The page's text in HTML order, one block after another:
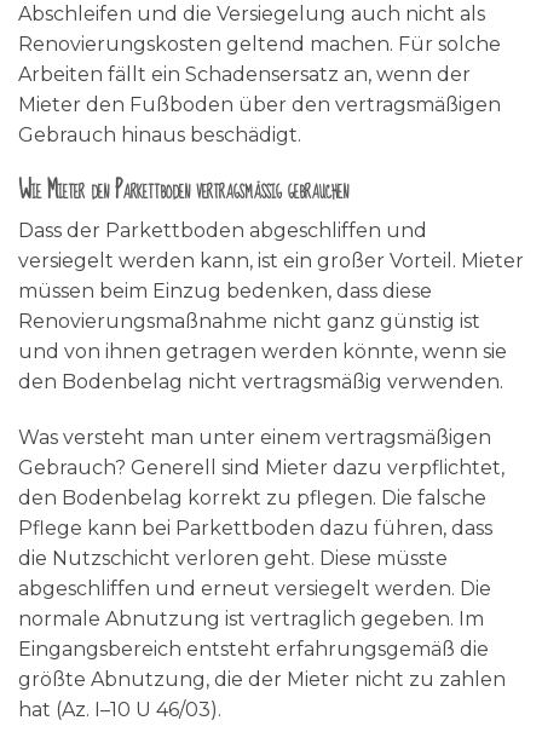
Abschleifen und die Versiegelung auch nicht als
Renovierungskosten geltend machen. Für solche
Arbeiten fällt ein Schadensersatz an, wenn der
Mieter den Fußboden über den vertragsmäßigen
Gebrauch hinaus beschädigt.
Wie Mieter den Parkettboden vertragsmäßig gebrauchen
Dass der Parkettboden abgeschliffen und
versiegelt werden kann, ist ein großer Vorteil. Mieter
müssen beim Einzug bedenken, dass diese
Renovierungsmaßnahme nicht ganz günstig ist
und von ihnen getragen werden könnte, wenn sie
den Bodenbelag nicht vertragsmäßig verwenden.
Was versteht man unter einem vertragsmäßigen
Gebrauch? Generell sind Mieter dazu verpflichtet,
den Bodenbelag korrekt zu pflegen. Die falsche
Pflege kann bei Parkettboden dazu führen, dass
die Nutzschicht verloren geht. Diese müsste
abgeschliffen und erneut versiegelt werden. Die
normale Abnutzung ist vertraglich gegeben. Im
Eingangsbereich entsteht erfahrungsgemäß die
größte Abnutzung, die der Mieter nicht zu zahlen
hat (Az. I–10 U 46/03).